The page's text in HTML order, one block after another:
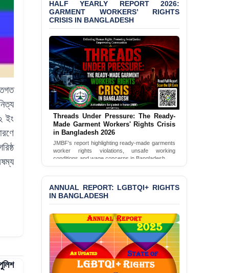
ইং
Bangladesh 2026
BANGLADESH ALERT:
‘Special Directive’ on
Politically Motivated
Shown Arrests
PRESS RELEASE: JMBF
Releases 2024 Annual
Report on the State of
LGBTQI+ Rights in
Bangladesh
BANGLADESH ALERT:
JMBF Deeply Concerned
and Strongly Condemns
the Death of Durjoy
Chowdhury in Police
Custody at Chakaria
Police Station, Cox’s
Bazar
BANGLADESH: JMBF
Strongly Condemns
Politically Motivated
Attempted Murder Case
Against 14 Lawyers and 7
Journalists in Dhaka
HALF YEARLY REPORT 2026:
GARMENT WORKERS’ RIGHTS
CRISIS IN BANGLADESH
Threads Under Pressure: The Ready-
Made Garment Workers' Rights Crisis
in Bangladesh 2026
JMBF's report highlighting ready-made garments
worker rights violations, unsafe working
conditions and wage concerns in Bangladesh.
ANNUAL REPORT: LGBTQI+ RIGHTS
IN BANGLADESH